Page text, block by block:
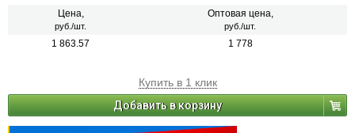
Цена,
руб./шт.
Оптовая цена,
руб./шт.
1 863.57 1 778
Купить в 1 клик
Добавить в корзину